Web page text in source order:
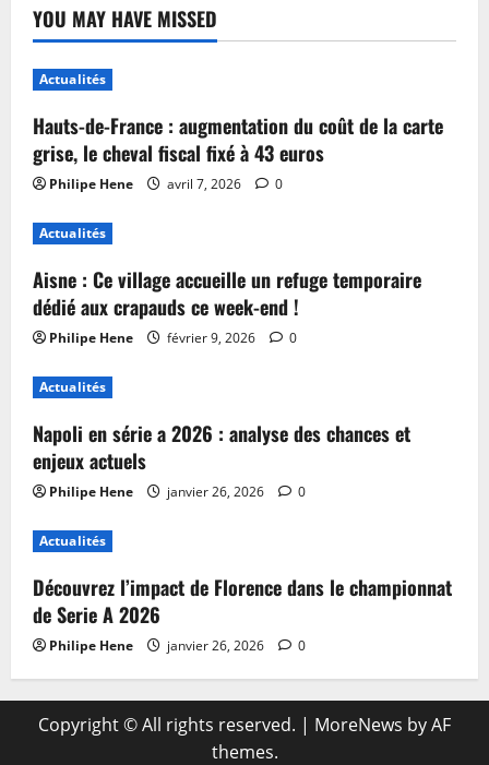
YOU MAY HAVE MISSED
Actualités
Hauts-de-France : augmentation du coût de la carte
grise, le cheval fiscal fixé à 43 euros
Philipe Hene avril 7, 2026 0
Actualités
Aisne : Ce village accueille un refuge temporaire
dédié aux crapauds ce week-end !
Philipe Hene février 9, 2026 0
Actualités
Napoli en série a 2026 : analyse des chances et
enjeux actuels
Philipe Hene janvier 26, 2026 0
Actualités
Découvrez l’impact de Florence dans le championnat
de Serie A 2026
Philipe Hene janvier 26, 2026 0
Copyright © All rights reserved. | MoreNews by AF
themes.